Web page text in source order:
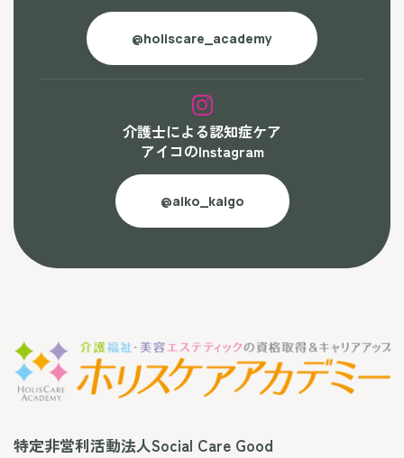
@holiscare_academy
介護士による認知症ケア
アイコのInstagram
@aiko_kaigo
特定非営利活動法人Social Care Good